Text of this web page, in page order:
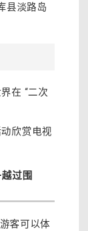
县淡路岛
在 “二次
欣赏电视
过围
客可以体